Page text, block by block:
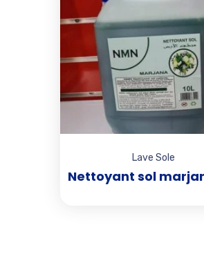
Lave Sole
Nettoyant sol